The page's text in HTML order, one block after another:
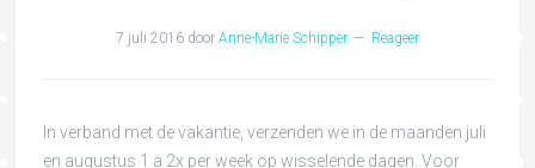
7 juli 2016door Anne-Marie Schipper Reageer
In verband met de vakantie, verzenden we in de maanden juli
en augustus 1 a 2x per week op wisselende dagen. Voor